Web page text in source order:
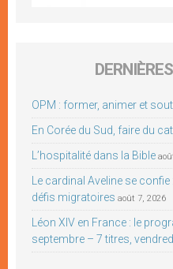
OPM : former, animer et
En Corée du Sud, faire du
L’hospitalité dans la Bible
Le cardinal Aveline se
défis migratoires août 7, 2026
Léon XIV en France : le
septembre – 7 titres,